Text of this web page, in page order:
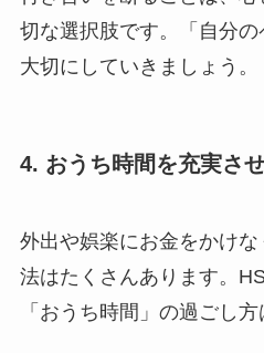
切な選択肢です。「自分
大切にしていきましょう。
4. おうち時間を充実さ
外出や娯楽にお金をかけ
法はたくさんあります。
「おうち時間」の過ごし